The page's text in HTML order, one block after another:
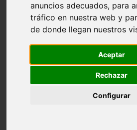
anuncios adecuados, para
tráfico en nuestra web y
de donde llegan nuestros
Aceptar
Rechazar
Configurar
álava - vitoria-gasteiz
Málaga - marbella
Zaragoza - zaragoza
Barcelona - barcelona
Valencia - valencia
Toledo - seseña
Cantabria - val-de-san-vicente